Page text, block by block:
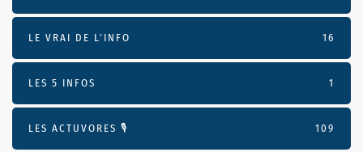
LE VRAI DE L’INFO 16
LES 5 INFOS 1
LES ACTUVORES 🎙 109